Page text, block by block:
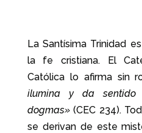
Oración a la
Beata Isabel de la
La Santísima Trinidad
la fe cristiana. El
Católica lo afirma sin
ilumina y da
dogmas»(CEC 234).
se derivan de este